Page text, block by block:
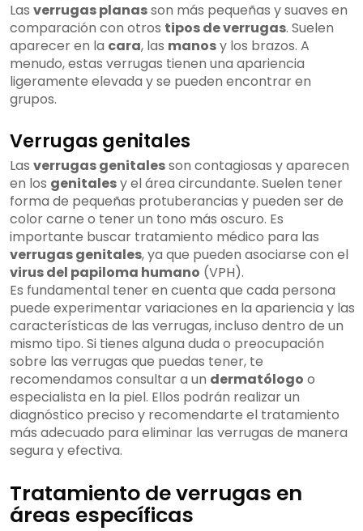
Las verrugas planasson más pequeñas y suaves en
comparación con otros tipos de verrugas. Suelen
aparecer en la cara, las manosy los brazos. A
menudo, estas verrugas tienen una apariencia
ligeramente elevada y se pueden encontrar en
grupos.
Verrugas genitales
Las verrugas genitalesson contagiosas y aparecen
en los genitalesy el área circundante. Suelen tener
forma de pequeñas protuberancias y pueden ser de
color carne o tener un tono más oscuro. Es
importante buscar tratamiento médico para las
verrugas genitales, ya que pueden asociarse con el
virus del papiloma humano (VPH).
Es fundamental tener en cuenta que cada persona
puede experimentar variaciones en la apariencia y las
características de las verrugas, incluso dentro de un
mismo tipo. Si tienes alguna duda o preocupación
sobre las verrugas que puedas tener, te
recomendamos consultar a un dermatólogo o
especialista en la piel. Ellos podrán realizar un
diagnóstico preciso y recomendarte el tratamiento
más adecuado para eliminar las verrugas de manera
segura y efectiva.
Tratamiento de verrugas en
áreas específicas